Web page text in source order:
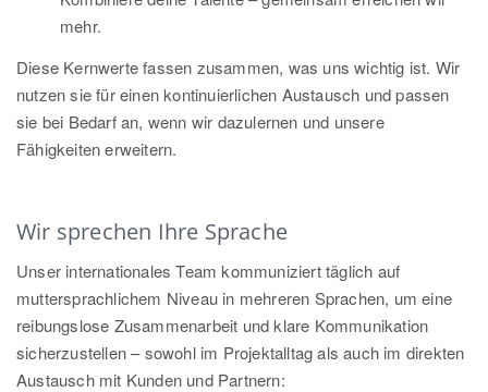
mehr.
Diese Kernwerte fassen zusammen, was uns wichtig ist. Wir
nutzen sie für einen kontinuierlichen Austausch und passen
sie bei Bedarf an, wenn wir dazulernen und unsere
Fähigkeiten erweitern.
Wir sprechen Ihre Sprache
Unser internationales Team kommuniziert täglich auf
muttersprachlichem Niveau in mehreren Sprachen, um eine
reibungslose Zusammenarbeit und klare Kommunikation
sicherzustellen – sowohl im Projektalltag als auch im direkten
Austausch mit Kunden und Partnern: